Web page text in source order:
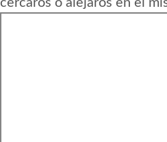
cercaros o alejaros en el